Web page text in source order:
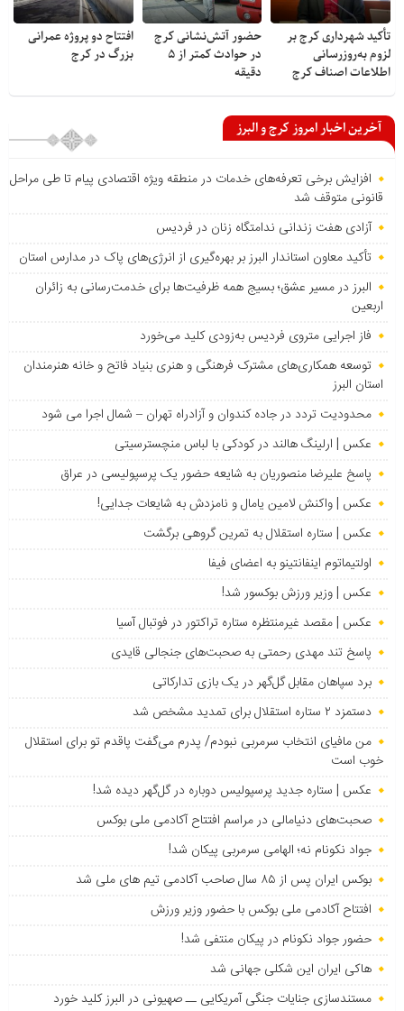
تأکید شهرداری کرج بر
لزوم به‌روزرسانی
اطلاعات اصناف کرج
حضور آتش‌نشانی کرج
در حوادث کمتر از ۵
دقیقه
افتتاح دو پروژه عمرانی
بزرگ در کرج
آخرین اخبار امروز کرج و البرز
افزایش برخی تعرفه‌های خدمات در منطقه ویژه اقتصادی پیام تا طی مراحل
قانونی متوقف شد
آزادی هفت زندانی ندامتگاه زنان در فردیس
تأکید معاون استاندار البرز بر بهره‌گیری از انرژی‌های پاک در مدارس استان
البرز در مسیر عشق؛ بسیج همه ظرفیت‌ها برای خدمت‌رسانی به زائران
اربعین
فاز اجرایی متروی فردیس به‌زودی کلید می‌خورد
توسعه همکاری‌های مشترک فرهنگی و هنری بنیاد فاتح و خانه هنرمندان
استان البرز
محدودیت تردد در جاده کندوان و آزادراه تهران – شمال اجرا می شود
عکس | ارلینگ هالند در کودکی با لباس منچسترسیتی
پاسخ علیرضا منصوریان به شایعه حضور یک پرسپولیسی در عراق
عکس | واکنش لامین یامال و نامزدش به شایعات جدایی!
عکس | ستاره استقلال به تمرین گروهی برگشت
اولتیماتوم اینفانتینو به اعضای فیفا
عکس | وزیر ورزش بوکسور شد!
عکس | مقصد غیرمنتظره ستاره تراکتور در فوتبال آسیا
پاسخ تند مهدی رحمتی به صحبت‌های جنجالی قایدی
برد سپاهان مقابل گل‌گهر در یک بازی تدارکاتی
دستمزد ۲ ستاره استقلال برای تمدید مشخص شد
من مافیای انتخاب سرمربی نبودم/ پدرم می‌گفت پاقدم تو برای استقلال
خوب است
عکس | ستاره جدید پرسپولیس دوباره در گل‌گهر دیده شد!
صحبت‌های دنیامالی در مراسم افتتاح آکادمی ملی بوکس
جواد نکونام نه؛ الهامی سرمربی پیکان شد!
بوکس ایران پس از ۸۵ سال صاحب آکادمی تیم های ملی شد
افتتاح آکادمی ملی بوکس با حضور وزیر ورزش
حضور جواد نکونام در پیکان منتفی شد!
هاکی ایران این شکلی جهانی شد
مستندسازی جنایات جنگی آمریکایی ــ صهیونی در البرز کلید خورد